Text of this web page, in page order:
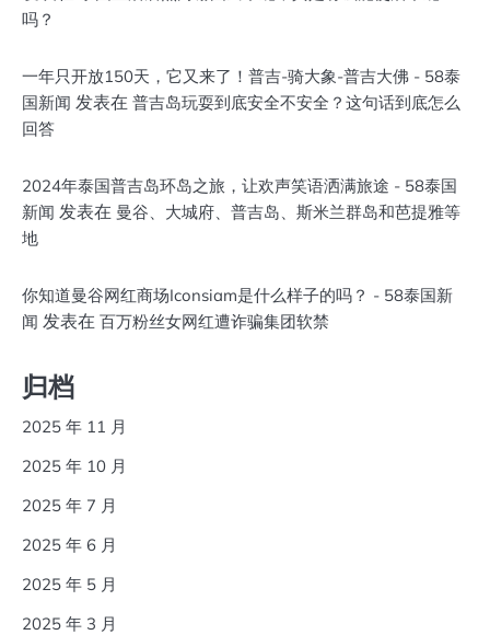
吗？
一年只开放150天，它又来了！普吉-骑大象-普吉大佛 - 58泰
国新闻 发表在 普吉岛玩耍到底安全不安全？这句话到底怎么
回答
2024年泰国普吉岛环岛之旅，让欢声笑语洒满旅途 - 58泰国
新闻 发表在 曼谷、大城府、普吉岛、斯米兰群岛和芭提雅等
地
你知道曼谷网红商场Iconsiam是什么样子的吗？ - 58泰国新
闻 发表在 百万粉丝女网红遭诈骗集团软禁
归档
2025 年 11 月
2025 年 10 月
2025 年 7 月
2025 年 6 月
2025 年 5 月
2025 年 3 月